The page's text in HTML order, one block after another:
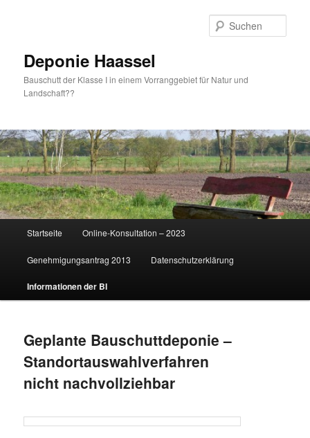
Deponie Haassel
Bauschutt der Klasse I in einem Vorranggebiet für Natur und
Landschaft??
Startseite Online-Konsultation – 2023
Genehmigungsantrag 2013 Datenschutzerklärung
Informationen der BI
Geplante Bauschuttdeponie –
Standortauswahlverfahren
nicht nachvollziehbar